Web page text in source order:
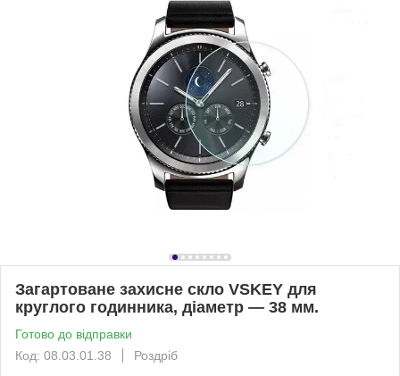
Загартоване захисне скло VSKEY для
круглого годинника, діаметр — 38 мм.
Готово до відправки
Код: 08.03.01.38
Роздріб